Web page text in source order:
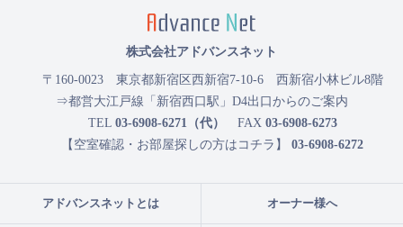
アドバンスネットとは オーナー様へ
株式会社アドバンスネット
〒160-0023 東京都新宿区西新宿7-10-6 西新宿小林ビル8階
⇒都営大江戸線「新宿西口駅」D4出口からのご案内
TEL 03-6908-6271（代） FAX 03-6908-6273
【空室確認・お部屋探しの方はコチラ】 03-6908-6272